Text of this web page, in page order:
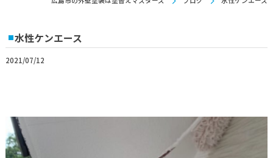
水性ケンエース
2021/07/12